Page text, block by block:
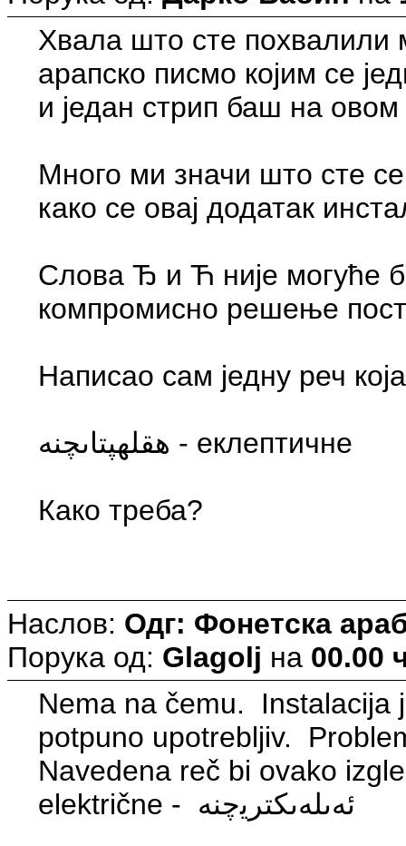
Хвала што сте похвaлили
арапско писмо којим се
и један стрип баш на
Много ми значи што сте
како се овај додатак
Слова Ђ и Ћ није могуће
компромисно решење
Написао сам једну реч
هقلهپتاىچنه - еклептичне
Како треба?
Наслов: Одг: Фонетска
Порука од: Glagolj на 00.00
Nema na čemu. Instalacija
potpuno upotrebljiv.
Navedena reč bi ovako
električne - ﺋﻪﯨﻠﻪﯨﮑﺘﺮﻳﭼﻨﻪ